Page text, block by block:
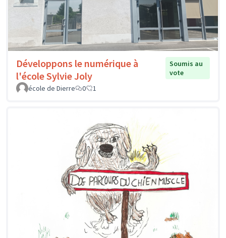
Développons le numérique à
l'école Sylvie Joly
Soumis au
vote
école de Dierre
0 1